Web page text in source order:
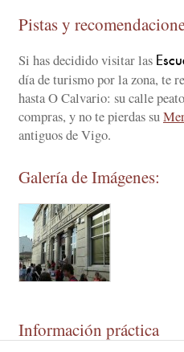
Pistas y
Si has decidido visitar las
día de turismo por la zona, te
hasta O Calvario: su calle
compras, y no te pierdas su
antiguos de Vigo.
Galería de Imágenes:
Información práctica